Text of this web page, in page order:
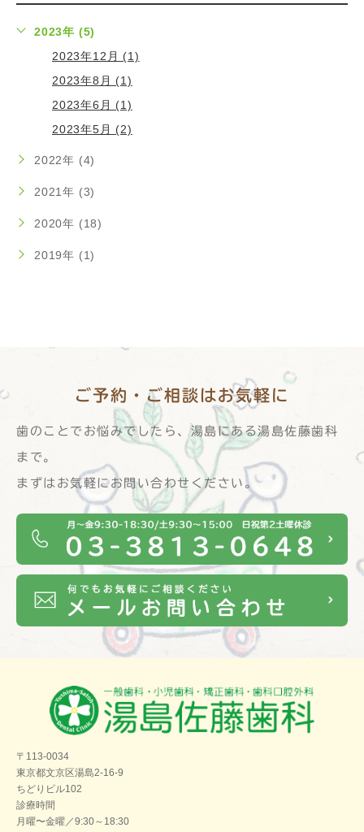
2023年 (5)
2023年12月 (1)
2023年8月 (1)
2023年6月 (1)
2023年5月 (2)
2022年 (4)
2021年 (3)
2020年 (18)
2019年 (1)
ご予約・ご相談は お気軽に
歯のことでお悩みでしたら、湯島にある湯島佐藤歯科
まで。
まずはお気軽にお問い合わせください。
〒113-0034
東京都文京区湯島2-16-9
ちどりビル102
診療時間
月曜〜金曜／9:30～18:30